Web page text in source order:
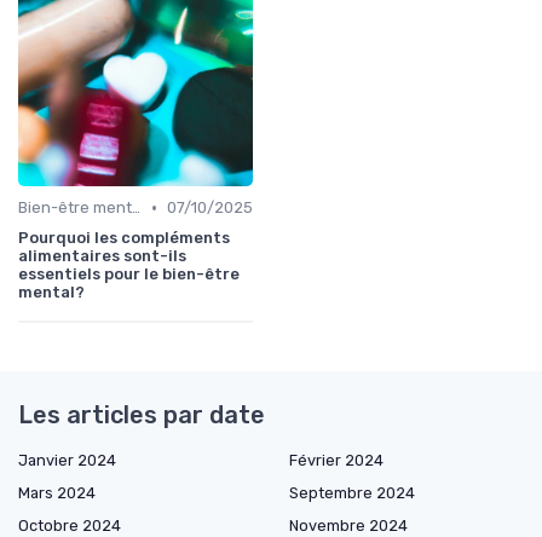
Bien-être mental et cognitif • 07/10/2025
Pourquoi les compléments
alimentaires sont-ils
essentiels pour le bien-être
mental?
Les articles par date
Janvier 2024
Février 2024
Mars 2024
Septembre 2024
Octobre 2024
Novembre 2024